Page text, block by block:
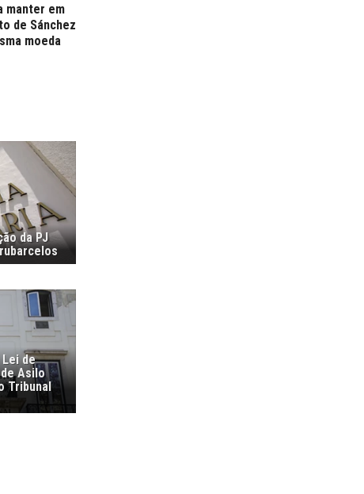
manter em
de Sánchez
moeda
da PJ
de
Asilo
Tribunal